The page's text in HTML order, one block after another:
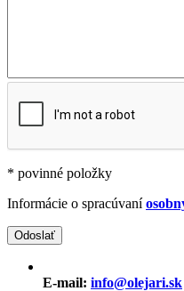
* povinné položky
Informácie o spracúvaní
E-mail: info@olejari.sk